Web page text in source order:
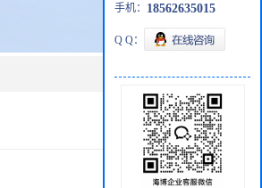
手机： 18562635015
Q Q：